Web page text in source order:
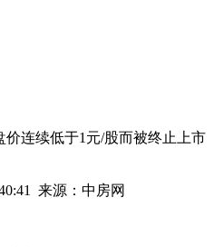
连续低于1元/股而被终止上市
来源： 中房网